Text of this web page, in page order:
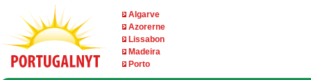
Algarve
Azorerne
Lissabon
Madeira
Porto